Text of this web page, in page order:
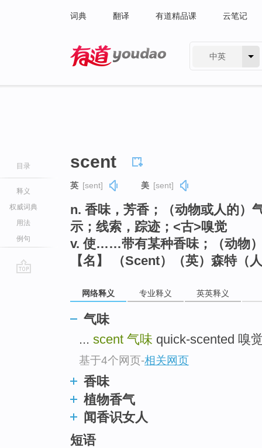
词典 翻译 有道精品课 云笔记
中英
目录
释义
权威词典
用法
例句
scent
英 [sent] 美 [sent]
n. 香味，芳香；（动物或人的）
示；线索，踪迹；<古>嗅觉
v. 使……带有某种香味；（动物
【名】 （Scent）（英）森特（
网络释义 专业释义 英英释义
气味
... scent 气味 quick-scented 嗅
基于4个网页-相关网页
香味
植物香气
闻香识女人
短语